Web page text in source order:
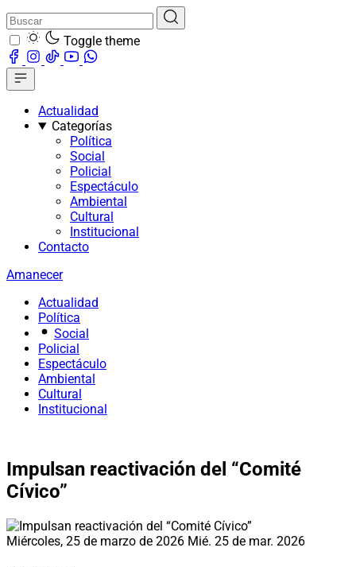
Toggle theme
Actualidad
Categorías
Política
Social
Policial
Espectáculo
Ambiental
Cultural
Institucional
Contacto
Amanecer
Actualidad
Política
Social
Policial
Espectáculo
Ambiental
Cultural
Institucional
Impulsan reactivación del “Comité
Cívico”
Miércoles, 25 de marzo de 2026 Mié. 25 de mar. 2026